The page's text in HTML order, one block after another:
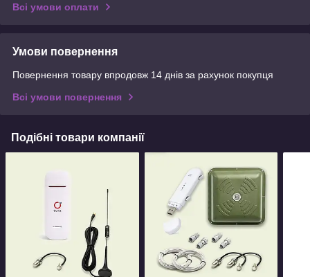
Всі умови оплати
Умови повернення
Повернення товару впродовж 14 днів за рахунок покупця
Всі умови повернення
Подібні товари компанії